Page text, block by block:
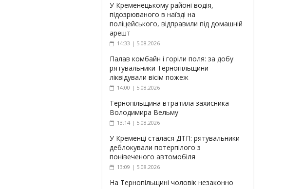
У Кременецькому районі водія,
підозрюваного в наїзді на
поліцейського, відправили під домашній
арешт
14:33 | 5.08.2026
Палав комбайн і горіли поля: за добу
рятувальники Тернопільщини
ліквідували вісім пожеж
14:00 | 5.08.2026
Тернопільщина втратила захисника
Володимира Вельму
13:14 | 5.08.2026
У Кременці сталася ДТП: рятувальники
деблокували потерпілого з
понівеченого автомобіля
13:09 | 5.08.2026
На Тернопільщині чоловік незаконно